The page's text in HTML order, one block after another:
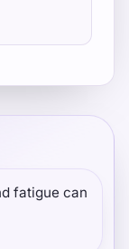
fatigue can